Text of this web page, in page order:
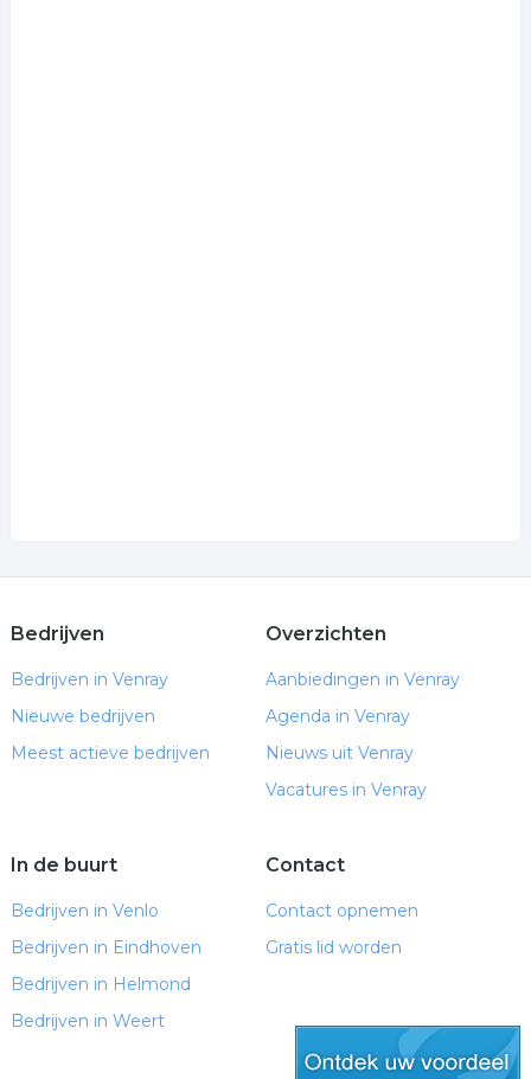
Bedrijven
Bedrijven in Venray
Nieuwe bedrijven
Meest actieve bedrijven
Overzichten
Aanbiedingen in Venray
Agenda in Venray
Nieuws uit Venray
Vacatures in Venray
In de buurt
Bedrijven in Venlo
Bedrijven in Eindhoven
Bedrijven in Helmond
Bedrijven in Weert
Contact
Contact opnemen
Gratis lid worden